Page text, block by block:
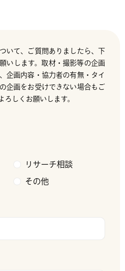
いて、ご質問ありましたら、下
いします。取材・撮影等の企画
企画内容・協力者の有無・タイ
企画をお受けできない場合もご
ろしくお願いします。
リサーチ相談
その他